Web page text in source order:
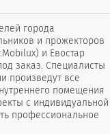
города
и прожекторов
и Евостар
заказ. Специалисты
произведут все
помещения
с индивидуальной
профессиональное